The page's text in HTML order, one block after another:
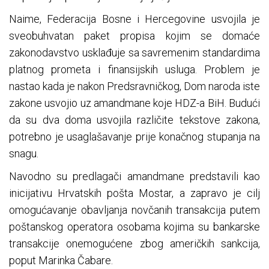
Naime, Federacija Bosne i Hercegovine usvojila je
sveobuhvatan paket propisa kojim se domaće
zakonodavstvo usklađuje sa savremenim standardima
platnog prometa i finansijskih usluga. Problem je
nastao kada je nakon Predsravničkog, Dom naroda iste
zakone usvojio uz amandmane koje HDZ-a BiH. Budući
da su dva doma usvojila različite tekstove zakona,
potrebno je usaglašavanje prije konačnog stupanja na
snagu.
Navodno su predlagači amandmane predstavili kao
inicijativu Hrvatskih pošta Mostar, a zapravo je cilj
omogućavanje obavljanja novčanih transakcija putem
poštanskog operatora osobama kojima su bankarske
transakcije onemogućene zbog američkih sankcija,
poput Marinka Čabare.